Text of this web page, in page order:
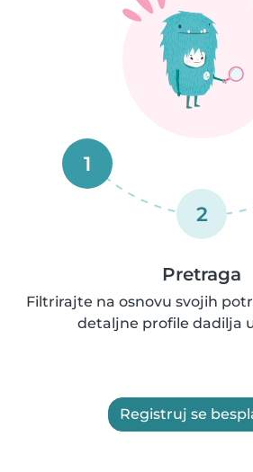
1
2
Pretraga
Filtrirajte na osnovu svojih
detaljne profile dadilja
Registruj se